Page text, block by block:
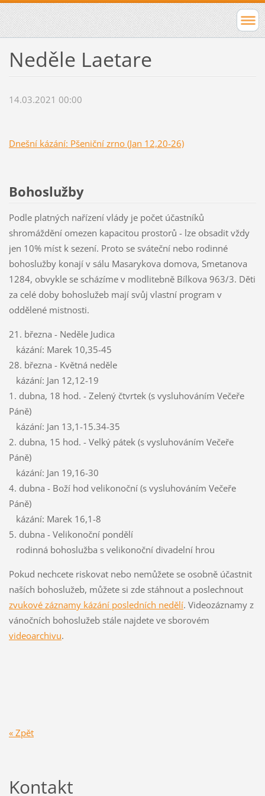
Neděle Laetare
14.03.2021 00:00
Dnešní kázání: Pšeniční zrno (Jan 12,20-26)
Bohoslužby
Podle platných nařízení vlády je počet účastníků
shromáždění omezen kapacitou prostorů - lze obsadit vždy
jen 10% míst k sezení. Proto se sváteční nebo rodinné
bohoslužby konají v sálu Masarykova domova, Smetanova
1284, obvykle se scházíme v modlitebně Bílkova 963/3. Děti
za celé doby bohoslužeb mají svůj vlastní program v
oddělené mistnosti.
21. března - Neděle Judica
kázání: Marek 10,35-45
28. března - Květná neděle
kázání: Jan 12,12-19
1. dubna, 18 hod. - Zelený čtvrtek (s vysluhováním Večeře
Páně)
kázání: Jan 13,1-15.34-35
2. dubna, 15 hod. - Velký pátek (s vysluhováním Večeře
Páně)
kázání: Jan 19,16-30
4. dubna - Boží hod velikonoční (s vysluhováním Večeře
Páně)
kázání: Marek 16,1-8
5. dubna - Velikonoční pondělí
rodinná bohoslužba s velikonoční divadelní hrou
Pokud nechcete riskovat nebo nemůžete se osobně účastnit
naších bohoslužeb, můžete si zde stáhnout a poslechnout
zvukové záznamy kázání posledních nedělí. Videozáznamy z
vánočních bohoslužeb stále najdete ve sborovém
videoarchivu.
« Zpět
Kontakt